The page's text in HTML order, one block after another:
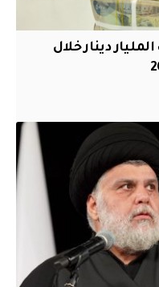
دينار خلال